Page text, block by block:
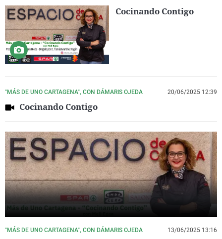
Cocinando Contigo
"MÁS DE UNO CARTAGENA", CON DÁMARIS OJEDA 20/06/2025 12:39
Cocinando Contigo
"MÁS DE UNO CARTAGENA", CON DÁMARIS OJEDA 13/06/2025 13:16